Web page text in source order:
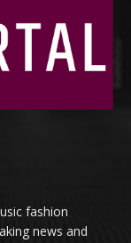
fashion
news and